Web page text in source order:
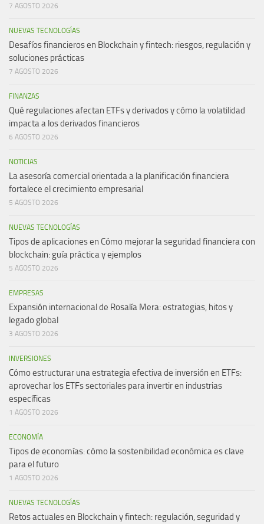
7 AGOSTO 2026
NUEVAS TECNOLOGÍAS
Desafíos financieros en Blockchain y fintech: riesgos, regulación y
soluciones prácticas
7 AGOSTO 2026
FINANZAS
Qué regulaciones afectan ETFs y derivados y cómo la volatilidad
impacta a los derivados financieros
6 AGOSTO 2026
NOTICIAS
La asesoría comercial orientada a la planificación financiera
fortalece el crecimiento empresarial
5 AGOSTO 2026
NUEVAS TECNOLOGÍAS
Tipos de aplicaciones en Cómo mejorar la seguridad financiera con
blockchain: guía práctica y ejemplos
5 AGOSTO 2026
EMPRESAS
Expansión internacional de Rosalía Mera: estrategias, hitos y
legado global
3 AGOSTO 2026
INVERSIONES
Cómo estructurar una estrategia efectiva de inversión en ETFs:
aprovechar los ETFs sectoriales para invertir en industrias
específicas
1 AGOSTO 2026
ECONOMÍA
Tipos de economías: cómo la sostenibilidad económica es clave
para el futuro
1 AGOSTO 2026
NUEVAS TECNOLOGÍAS
Retos actuales en Blockchain y fintech: regulación, seguridad y